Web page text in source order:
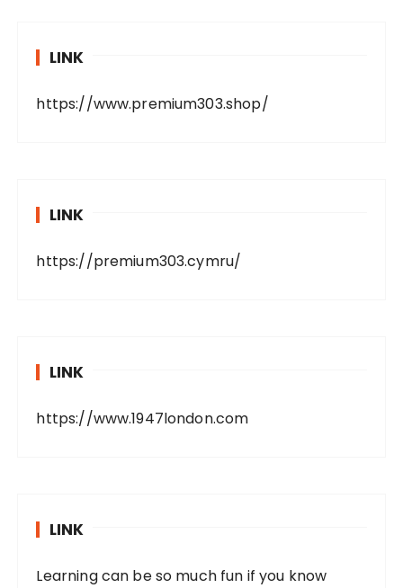
LINK
https://www.premium303.shop/
LINK
https://premium303.cymru/
LINK
https://www.1947london.com
LINK
Learning can be so much fun if you know